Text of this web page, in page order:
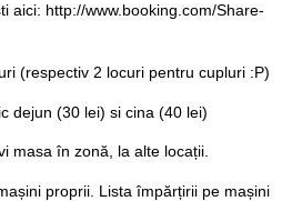
aici: http://www.booking.com/Share-
(respectiv 2 locuri pentru cupluri :P)
dejun (30 lei) si cina (40 lei)
masa în zonă, la alte locații.
proprii. Lista împărțirii pe mașini